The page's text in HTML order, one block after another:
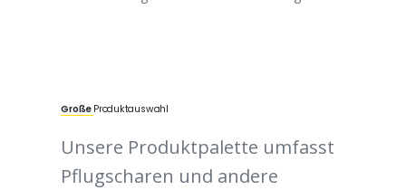
Große Produktauswahl
Unsere Produktpalette umfasst
Pflugscharen und andere